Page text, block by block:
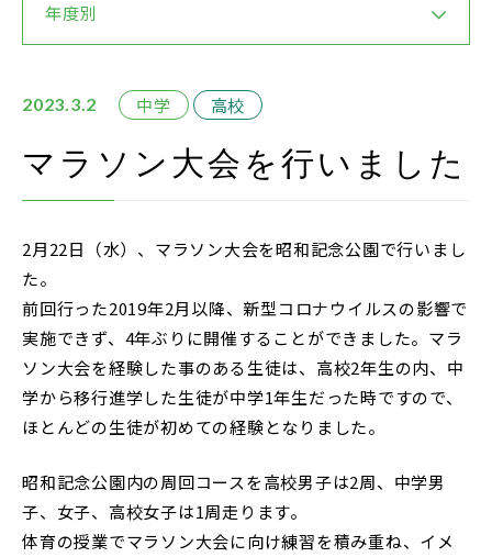
Q&A
在校生・保護者の方
資料請求
アクセス
Instagram
採用情報
リンク
個人情報保護方針
ソーシャルメディアポリシー
年度別
2023.3.2 中学 高校
マラソン大会を行いました
2月22日（水）、マラソン大会を昭和記念公園で行いまし
た。
前回行った2019年2月以降、新型コロナウイルスの影響で
実施できず、4年ぶりに開催することができました。マラ
ソン大会を経験した事のある生徒は、高校2年生の内、中
学から移行進学した生徒が中学1年生だった時ですので、
ほとんどの生徒が初めての経験となりました。
昭和記念公園内の周回コースを高校男子は2周、中学男
子、女子、高校女子は1周走ります。
体育の授業でマラソン大会に向け練習を積み重ね、イメ